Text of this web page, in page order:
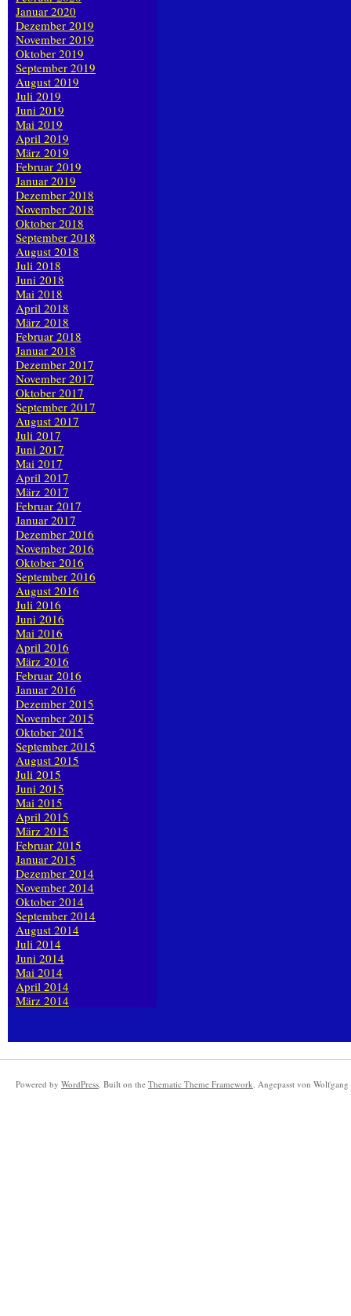
Januar 2020
Dezember 2019
November 2019
Oktober 2019
September 2019
August 2019
Juli 2019
Juni 2019
Mai 2019
April 2019
März 2019
Februar 2019
Januar 2019
Dezember 2018
November 2018
Oktober 2018
September 2018
August 2018
Juli 2018
Juni 2018
Mai 2018
April 2018
März 2018
Februar 2018
Januar 2018
Dezember 2017
November 2017
Oktober 2017
September 2017
August 2017
Juli 2017
Juni 2017
Mai 2017
April 2017
März 2017
Februar 2017
Januar 2017
Dezember 2016
November 2016
Oktober 2016
September 2016
August 2016
Juli 2016
Juni 2016
Mai 2016
April 2016
März 2016
Februar 2016
Januar 2016
Dezember 2015
November 2015
Oktober 2015
September 2015
August 2015
Juli 2015
Juni 2015
Mai 2015
April 2015
März 2015
Februar 2015
Januar 2015
Dezember 2014
November 2014
Oktober 2014
September 2014
August 2014
Juli 2014
Juni 2014
Mai 2014
April 2014
März 2014
Powered by WordPress. Built on the Thematic Theme Framework. Angepasst von